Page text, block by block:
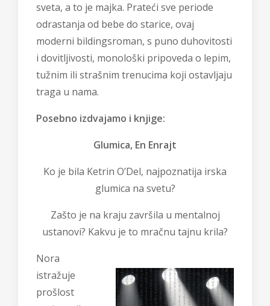
sveta, a to je majka. Prateći sve periode
odrastanja od bebe do starice, ovaj
moderni bildingsroman, s puno duhovitosti
i dovitljivosti, monološki pripoveda o lepim,
tužnim ili strašnim trenucima koji ostavljaju
traga u nama.
Posebno izdvajamo i knjige:
Glumica, En Enrajt
Ko je bila Ketrin O’Del, najpoznatija irska
glumica na svetu?
Zašto je na kraju završila u mentalnoj
ustanovi? Kakvu je to mračnu tajnu krila?
Nora
istražuje
prošlost